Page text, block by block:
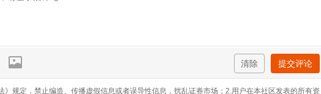
清除 提交评论
》规定，禁止编造、传播虚假信息或者误导性信息，扰乱证券市场；2.用户在本社区发表的所有资